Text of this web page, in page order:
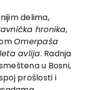
delima,
hronika,
Omerpaša
avlija. Radnja
u Bosni,
prošlosti i